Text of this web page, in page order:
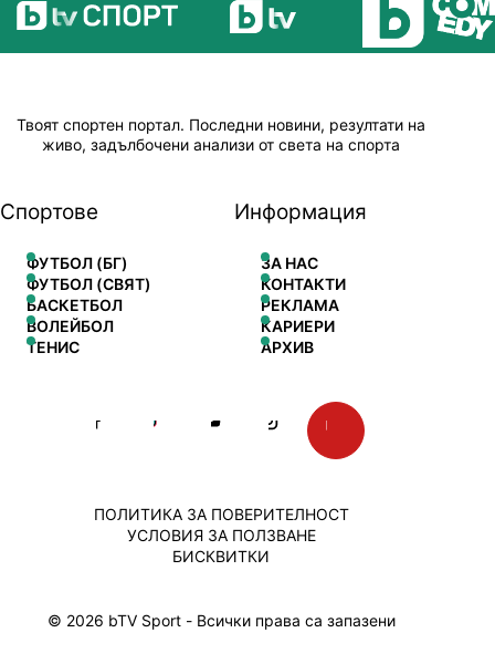
Твоят спортен портал. Последни новини, резултати на
живо, задълбочени анализи от света на спорта
Спортове
ФУТБОЛ (БГ)
ФУТБОЛ (СВЯТ)
БАСКЕТБОЛ
ВОЛЕЙБОЛ
ТЕНИС
Информация
ЗА НАС
КОНТАКТИ
РЕКЛАМА
КАРИЕРИ
АРХИВ
© 2026 bTV Sport - Всички права са запазени
ПОЛИТИКА ЗА ПОВЕРИТЕЛНОСТ
УСЛОВИЯ ЗА ПОЛЗВАНЕ
БИСКВИТКИ